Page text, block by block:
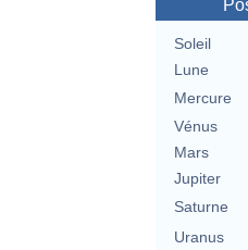
Soleil
Lune
Mercure
Vénus
Mars
Jupiter
Saturne
Uranus